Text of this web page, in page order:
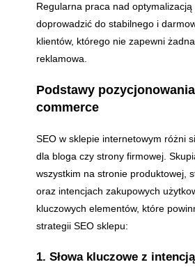
Regularna praca nad
doprowadzić do stabilnego i
klientów, którego nie zapewni
reklamowa.
Podstawy
commerce
SEO w sklepie internetowym różni
dla bloga czy strony firmowej.
wszystkim na stronie produktowej,
oraz intencjach zakupowych
kluczowych elementów, które
strategii SEO sklepu:
1. Słowa kluczowe z